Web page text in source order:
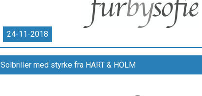
24-11-2018
Solbriller med styrke fra HART & HOLM